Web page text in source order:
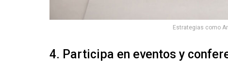
Estrategias como
4. Participa en eventos y